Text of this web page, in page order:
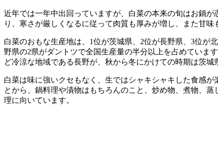
近年では一年中出回っていますが、白菜の本来の旬はお鍋が
り、寒さが厳しくなるに従って肉質も厚みが増し、また甘味
白菜のおもな生産地は、1位が茨城県、2位が長野県、3位が
野県の2県がダントツで全国生産量の半分以上を占めていま
ど冷涼な地域である長野が、秋から冬にかけての時期は茨
白菜は味に強いクセもなく、生ではシャキシャキした食感
とから、鍋料理や漬物はもちろんのこと、炒め物、煮物、
理に向いています。